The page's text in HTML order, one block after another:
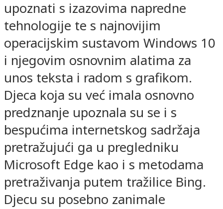
upoznati s izazovima napredne
tehnologije te s najnovijim
operacijskim sustavom Windows 10
i njegovim osnovnim alatima za
unos teksta i radom s grafikom.
Djeca koja su već imala osnovno
predznanje upoznala su se i s
bespućima internetskog sadržaja
pretražujući ga u pregledniku
Microsoft Edge kao i s metodama
pretraživanja putem tražilice Bing.
Djecu su posebno zanimale